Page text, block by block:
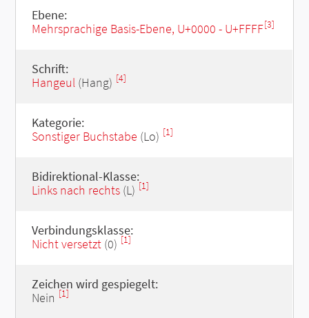
Ebene:
Mehrsprachige Basis-Ebene, U+0000 - U+FFFF[3]
Schrift:
Hangeul(Hang) [4]
Kategorie:
Sonstiger Buchstabe (Lo) [1]
Bidirektional-Klasse:
Links nach rechts(L) [1]
Verbindungsklasse:
Nicht versetzt(0) [1]
Zeichen wird gespiegelt:
Nein [1]